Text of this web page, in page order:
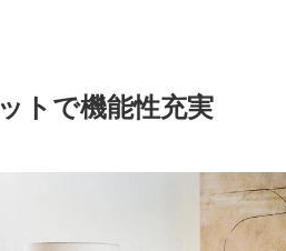
トで機能性充実